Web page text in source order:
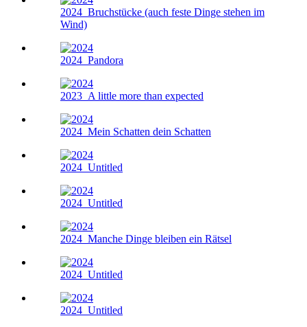
2024 Bruchstücke (auch feste Dinge stehen im
Wind)
2024 Pandora
2023 A little more than expected
2024 Mein Schatten dein Schatten
2024 Untitled
2024 Untitled
2024 Manche Dinge bleiben ein Rätsel
2024 Untitled
2024 Untitled